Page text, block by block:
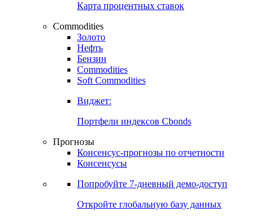
Карта процентных ставок
Commodities
Золото
Нефть
Бензин
Commodities
Soft Commodities
Виджет:
Портфели индексов Cbonds
Прогнозы
Консенсус-прогнозы по отчетности
Консенсусы
Попробуйте 7-дневный демо-доступ
Откройте глобальную базу данных